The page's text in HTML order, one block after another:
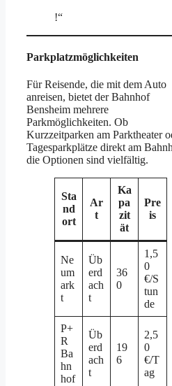
!“
Parkplatzmöglichkeiten
Für Reisende, die mit dem Auto
anreisen, bietet der Bahnhof
Bensheim mehrere
Parkmöglichkeiten. Ob
Kurzzeitparken am Parktheater
Tagesparkplätze direkt am
die Optionen sind vielfältig.
Sta
nd
ort
Ar
t
Ka
pa
zit
ät
Pre
is
Ne
um
ark
t
Üb
erd
ach
t
36
0
1,5
0
€/S
tun
de
P+
R
Ba
hn
hof
Üb
erd
ach
t
19
6
2,5
0
€/T
ag